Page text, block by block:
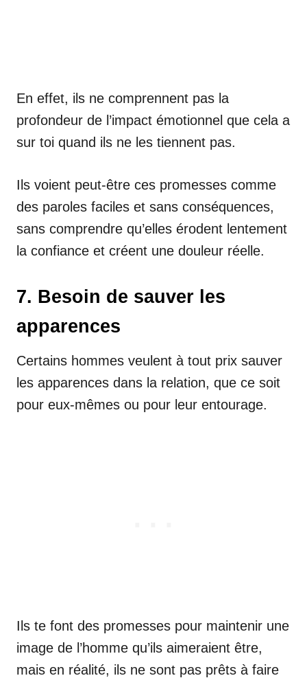
En effet, ils ne comprennent pas la
profondeur de l’impact émotionnel que cela a
sur toi quand ils ne les tiennent pas.
Ils voient peut-être ces promesses comme
des paroles faciles et sans conséquences,
sans comprendre qu’elles érodent lentement
la confiance et créent une douleur réelle.
7. Besoin de sauver les
apparences
Certains hommes veulent à tout prix sauver
les apparences dans la relation, que ce soit
pour eux-mêmes ou pour leur entourage.
Ils te font des promesses pour maintenir une
image de l’homme qu’ils aimeraient être,
mais en réalité, ils ne sont pas prêts à faire